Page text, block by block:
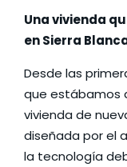
Una vivienda
en Sierra
Desde las
que estábamos
vivienda de
diseñada por el
la tecnología